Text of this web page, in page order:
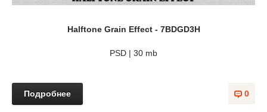
Halftone Grain Effect - 7BDGD3H
PSD | 30 mb
0
Подробнее